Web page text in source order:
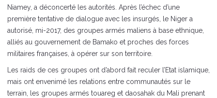
Niamey, a déconcerté les autorités. Après l’échec d’une
première tentative de dialogue avec les insurgés, le Niger a
autorisé, mi-2017, des groupes armés maliens à base ethnique,
alliés au gouvernement de Bamako et proches des forces
militaires françaises, à opérer sur son territoire.
Les raids de ces groupes ont d’abord fait reculer l’Etat islamique,
mais ont envenimé les relations entre communautés sur le
terrain, les groupes armés touareg et daosahak du Mali prenant